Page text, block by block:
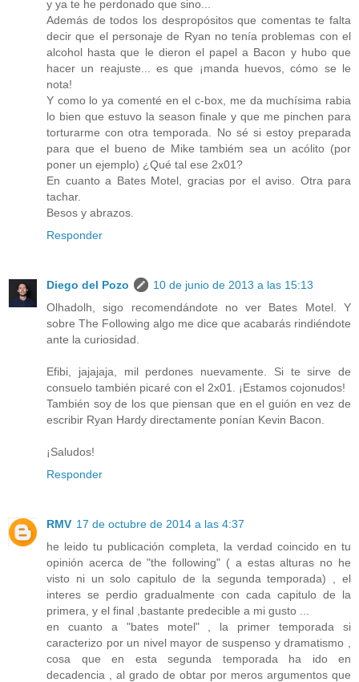
y ya te he perdonado que sino...
Además de todos los despropósitos que comentas te falta
decir que el personaje de Ryan no tenía problemas con el
alcohol hasta que le dieron el papel a Bacon y hubo que
hacer un reajuste... es que ¡manda huevos, cómo se le
nota!
Y como lo ya comenté en el c-box, me da muchísima rabia
lo bien que estuvo la season finale y que me pinchen para
torturarme con otra temporada. No sé si estoy preparada
para que el bueno de Mike tambiém sea un acólito (por
poner un ejemplo) ¿Qué tal ese 2x01?
En cuanto a Bates Motel, gracias por el aviso. Otra para
tachar.
Besos y abrazos.
Responder
Diego del Pozo
10 de junio de 2013 a las 15:13
Olhadolh, sigo recomendándote no ver Bates Motel. Y
sobre The Following algo me dice que acabarás rindiéndote
ante la curiosidad.
Efibi, jajajaja, mil perdones nuevamente. Si te sirve de
consuelo también picaré con el 2x01. ¡Estamos cojonudos!
También soy de los que piensan que en el guión en vez de
escribir Ryan Hardy directamente ponían Kevin Bacon.
¡Saludos!
Responder
RMV 17 de octubre de 2014 a las 4:37
he leido tu publicación completa, la verdad coincido en tu
opinión acerca de "the following" ( a estas alturas no he
visto ni un solo capitulo de la segunda temporada) , el
interes se perdio gradualmente con cada capitulo de la
primera, y el final ,bastante predecible a mi gusto ...
en cuanto a "bates motel" , la primer temporada si
caracterizo por un nivel mayor de suspenso y dramatismo ,
cosa que en esta segunda temporada ha ido en
decadencia , al grado de obtar por meros argumentos que